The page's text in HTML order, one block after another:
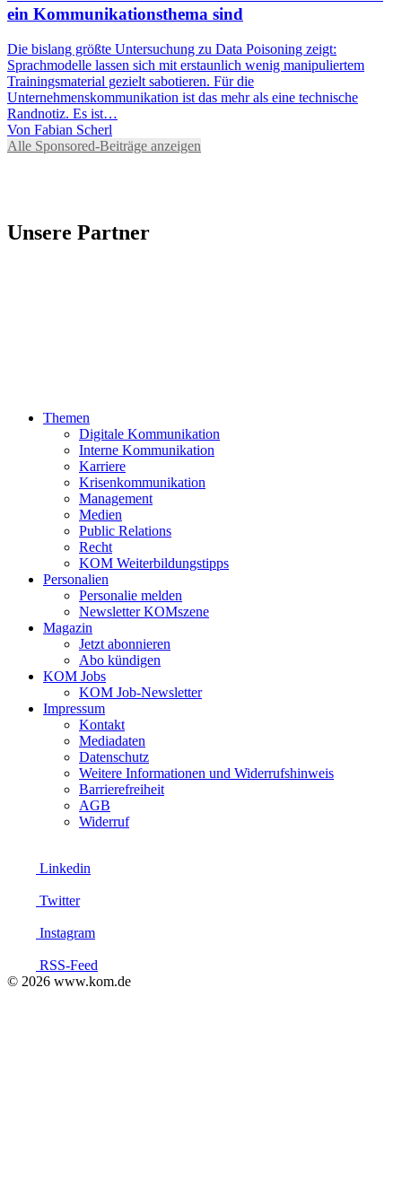
ein Kommunikationsthema sind
Die bislang größte Untersuchung zu Data Poisoning zeigt:
Sprachmodelle lassen sich mit erstaunlich wenig manipuliertem
Trainingsmaterial gezielt sabotieren. Für die
Unternehmenskommunikation ist das mehr als eine technische
Randnotiz. Es ist…
Von Fabian Scherl
Alle Sponsored-Beiträge anzeigen
Unsere Partner
Themen
Digitale Kommunikation
Interne Kommunikation
Karriere
Krisenkommunikation
Management
Medien
Public Relations
Recht
KOM Weiterbildungstipps
Personalien
Personalie melden
Newsletter KOMszene
Magazin
Jetzt abonnieren
Abo kündigen
KOM Jobs
KOM Job-Newsletter
Impressum
Kontakt
Mediadaten
Datenschutz
Weitere Informationen und Widerrufshinweis
Barrierefreiheit
AGB
Widerruf
Linkedin
Twitter
Instagram
RSS-Feed
© 2026 www.kom.de